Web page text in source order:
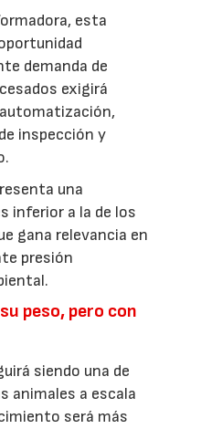
esta
demanda de
exigirá
inspección y
una
inferior a la de los
gana relevancia en
presión
peso, pero con
siendo una de
animales a escala
será más